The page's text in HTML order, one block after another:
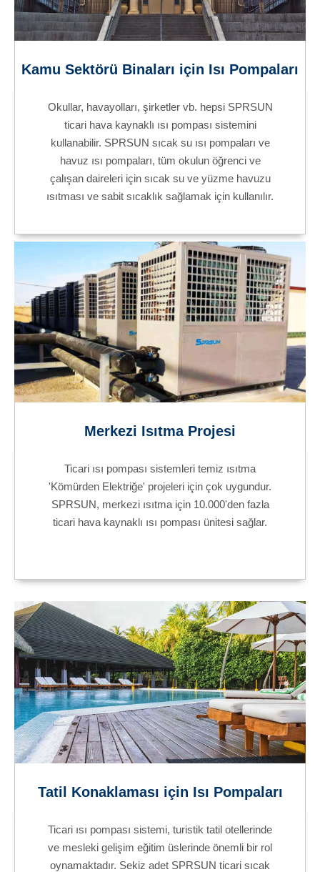
Kamu Sektörü Binaları için Isı Pompaları
Okullar, havayolları, şirketler vb. hepsi SPRSUN
ticari hava kaynaklı ısı pompası sistemini
kullanabilir. SPRSUN sıcak su ısı pompaları ve
havuz ısı pompaları, tüm okulun öğrenci ve
çalışan daireleri için sıcak su ve yüzme havuzu
ısıtması ve sabit sıcaklık sağlamak için kullanılır.
Merkezi Isıtma Projesi
Ticari ısı pompası sistemleri temiz ısıtma
'Kömürden Elektriğe' projeleri için çok uygundur.
SPRSUN, merkezi ısıtma için 10.000'den fazla
ticari hava kaynaklı ısı pompası ünitesi sağlar.
Tatil Konaklaması için Isı Pompaları
Ticari ısı pompası sistemi, turistik tatil otellerinde
ve mesleki gelişim eğitim üslerinde önemli bir rol
oynamaktadır. Sekiz adet SPRSUN ticari sıcak